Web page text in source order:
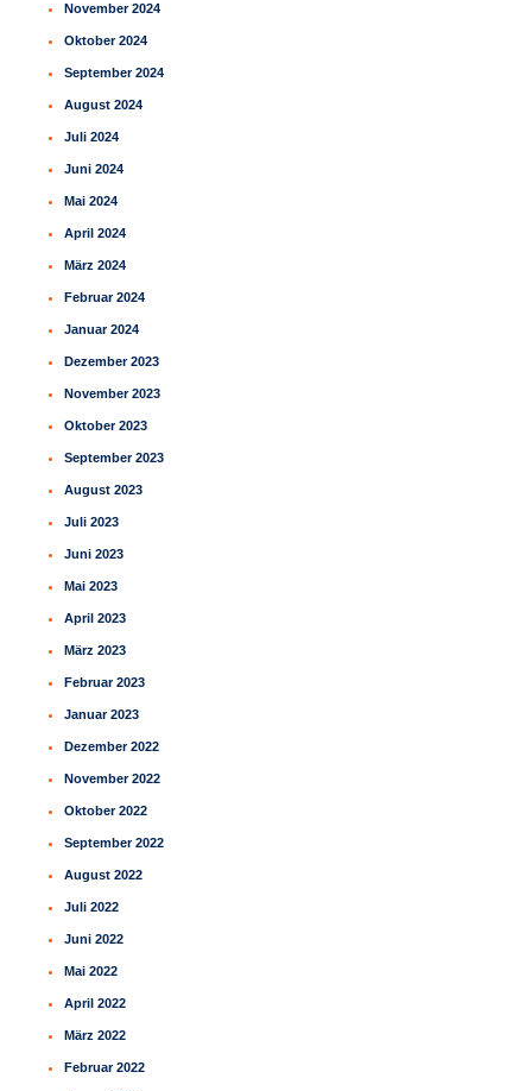
November 2024
Oktober 2024
September 2024
August 2024
Juli 2024
Juni 2024
Mai 2024
April 2024
März 2024
Februar 2024
Januar 2024
Dezember 2023
November 2023
Oktober 2023
September 2023
August 2023
Juli 2023
Juni 2023
Mai 2023
April 2023
März 2023
Februar 2023
Januar 2023
Dezember 2022
November 2022
Oktober 2022
September 2022
August 2022
Juli 2022
Juni 2022
Mai 2022
April 2022
März 2022
Februar 2022